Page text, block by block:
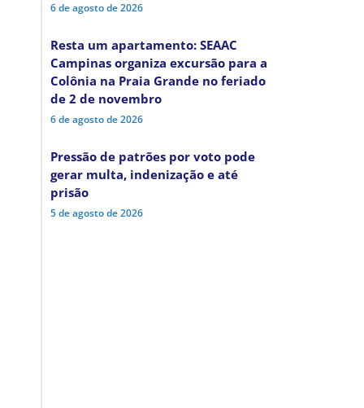
6 de agosto de 2026
Resta um apartamento: SEAAC
Campinas organiza excursão para a
Colônia na Praia Grande no feriado
de 2 de novembro
6 de agosto de 2026
Pressão de patrões por voto pode
gerar multa, indenização e até
prisão
5 de agosto de 2026